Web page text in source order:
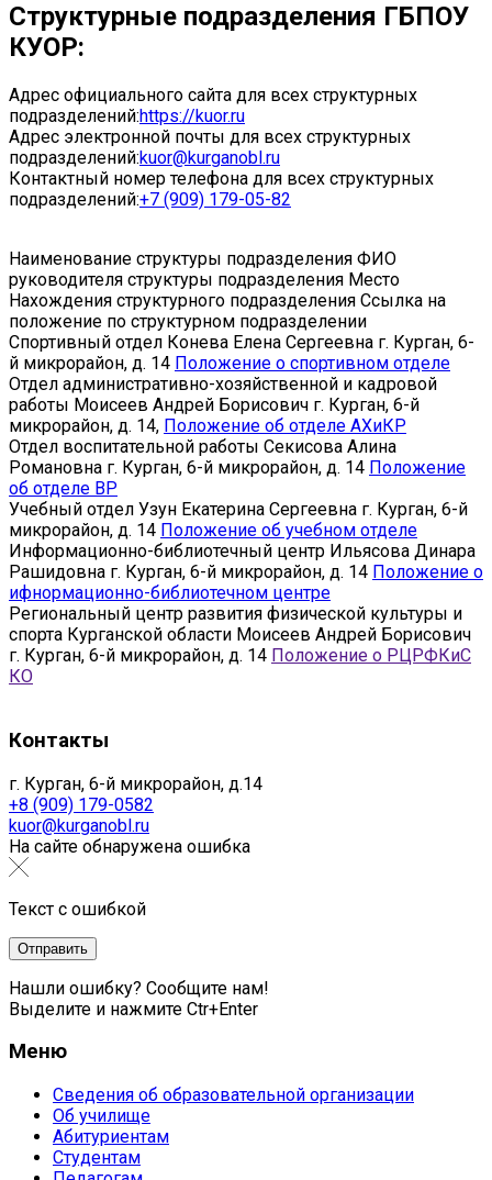
Структурные подразделения ГБПОУ
КУОР:
Адрес официального сайта для всех структурных
подразделений:https://kuor.ru
Адрес электронной почты для всех структурных
подразделений:kuor@kurganobl.ru
Контактный номер телефона для всех структурных
подразделений:+7 (909) 179-05-82
Наименование структуры подразделения ФИО
руководителя структуры подразделения Место
Нахождения структурного подразделения Ссылка на
положение по структурном подразделении
Спортивный отдел Конева Елена Сергеевна г. Курган, 6-
й микрорайон, д. 14 Положение о спортивном отделе
Отдел административно-хозяйственной и кадровой
работы Моисеев Андрей Борисович г. Курган, 6-й
микрорайон, д. 14, Положение об отделе АХиКР
Отдел воспитательной работы Секисова Алина
Романовна г. Курган, 6-й микрорайон, д. 14 Положение
об отделе ВР
Учебный отдел Узун Екатерина Сергеевна г. Курган, 6-й
микрорайон, д. 14 Положение об учебном отделе
Информационно-библиотечный центр Ильясова Динара
Рашидовна г. Курган, 6-й микрорайон, д. 14 Положение о
ифнормационно-библиотечном центре
Региональный центр развития физической культуры и
спорта Курганской области Моисеев Андрей Борисович
г. Курган, 6-й микрорайон, д. 14 Положение о РЦРФКиС
КО
Контакты
г. Курган, 6-й микрорайон, д.14
+8 (909) 179-0582
kuor@kurganobl.ru
На сайте обнаружена ошибка
Текст с ошибкой
Нашли ошибку? Сообщите нам!
Выделите и нажмите Ctr+Enter
Меню
Сведения об образовательной организации
Об училище
Абитуриентам
Студентам